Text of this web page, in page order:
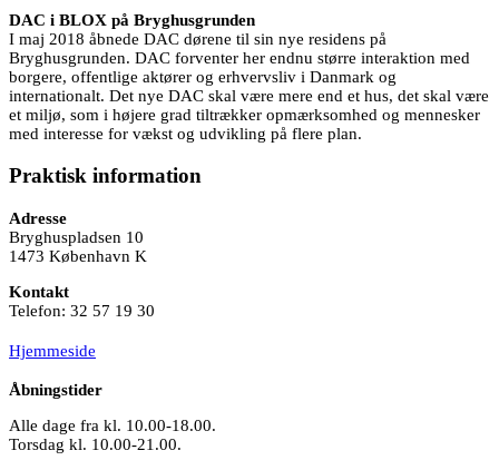
DAC i BLOX på Bryghusgrunden
I maj 2018 åbnede DAC dørene til sin nye residens på
Bryghusgrunden. DAC forventer her endnu større interaktion med
borgere, offentlige aktører og erhvervsliv i Danmark og
internationalt. Det nye DAC skal være mere end et hus, det skal være
et miljø, som i højere grad tiltrækker opmærksomhed og mennesker
med interesse for vækst og udvikling på flere plan.
Praktisk information
Adresse
Bryghuspladsen 10
1473 København K
Kontakt
Telefon: 32 57 19 30
Hjemmeside
Åbningstider
Alle dage fra kl. 10.00-18.00.
Torsdag kl. 10.00-21.00.